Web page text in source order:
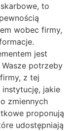
to
wobec firmy,
jest
potrzeby
z tej
instytucję, jakie
zmiennych
proponują
udostępniają